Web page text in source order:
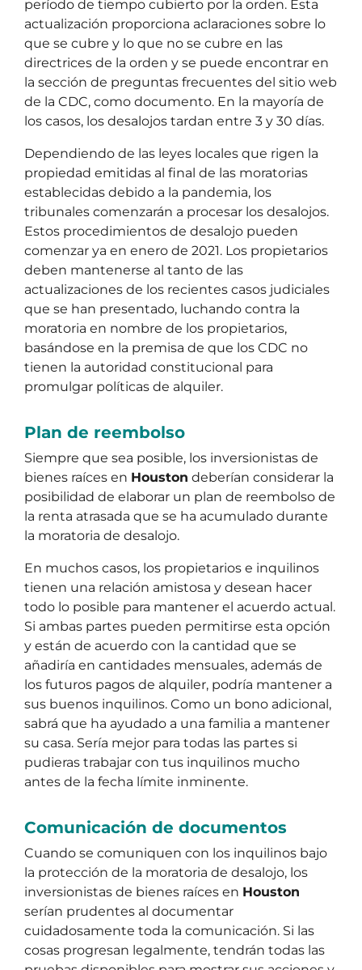
período de tiempo cubierto por la orden. Esta
actualización proporciona aclaraciones sobre lo
que se cubre y lo que no se cubre en las
directrices de la orden y se puede encontrar en
la sección de preguntas frecuentes del sitio web
de la CDC, como documento. En la mayoría de
los casos, los desalojos tardan entre 3 y 30 días.
Dependiendo de las leyes locales que rigen la
propiedad emitidas al final de las moratorias
establecidas debido a la pandemia, los
tribunales comenzarán a procesar los desalojos.
Estos procedimientos de desalojo pueden
comenzar ya en enero de 2021. Los propietarios
deben mantenerse al tanto de las
actualizaciones de los recientes casos judiciales
que se han presentado, luchando contra la
moratoria en nombre de los propietarios,
basándose en la premisa de que los CDC no
tienen la autoridad constitucional para
promulgar políticas de alquiler.
Plan de reembolso
Siempre que sea posible, los inversionistas de
bienes raíces en Houston deberían considerar la
posibilidad de elaborar un plan de reembolso de
la renta atrasada que se ha acumulado durante
la moratoria de desalojo.
En muchos casos, los propietarios e inquilinos
tienen una relación amistosa y desean hacer
todo lo posible para mantener el acuerdo actual.
Si ambas partes pueden permitirse esta opción
y están de acuerdo con la cantidad que se
añadiría en cantidades mensuales, además de
los futuros pagos de alquiler, podría mantener a
sus buenos inquilinos. Como un bono adicional,
sabrá que ha ayudado a una familia a mantener
su casa. Sería mejor para todas las partes si
pudieras trabajar con tus inquilinos mucho
antes de la fecha límite inminente.
Comunicación de documentos
Cuando se comuniquen con los inquilinos bajo
la protección de la moratoria de desalojo, los
inversionistas de bienes raíces en Houston
serían prudentes al documentar
cuidadosamente toda la comunicación. Si las
cosas progresan legalmente, tendrán todas las